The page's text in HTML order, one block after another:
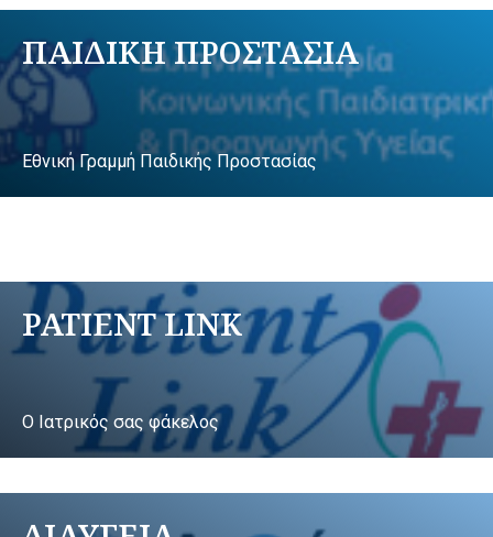
ΠΑΙΔΙΚΗ ΠΡΟΣΤΑΣΙΑ
Εθνική Γραμμή Παιδικής Προστασίας
PATIENT LINK
Ο Ιατρικός σας φάκελος